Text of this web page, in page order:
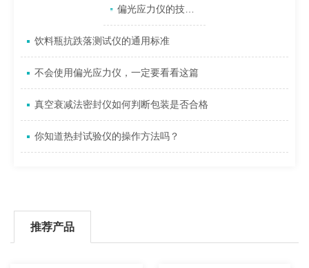
相关文章 偏光应力仪的技术特征及工作原理
饮料瓶抗跌落测试仪的通用标准
不会使用偏光应力仪，一定要看看这篇
真空衰减法密封仪如何判断包装是否合格
你知道热封试验仪的操作方法吗？
推荐产品